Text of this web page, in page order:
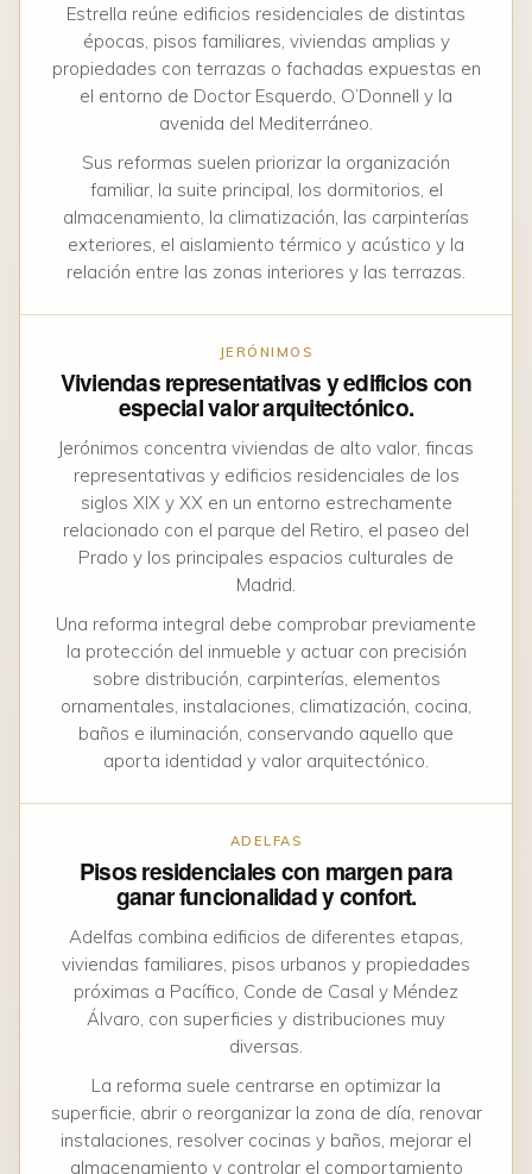
Estrella reúne edificios residenciales de distintas
épocas, pisos familiares, viviendas amplias y
propiedades con terrazas o fachadas expuestas en
el entorno de Doctor Esquerdo, O’Donnell y la
avenida del Mediterráneo.
Sus reformas suelen priorizar la organización
familiar, la suite principal, los dormitorios, el
almacenamiento, la climatización, las carpinterías
exteriores, el aislamiento térmico y acústico y la
relación entre las zonas interiores y las terrazas.
JERÓNIMOS
Viviendas representativas y edificios con
especial valor arquitectónico.
Jerónimos concentra viviendas de alto valor, fincas
representativas y edificios residenciales de los
siglos XIX y XX en un entorno estrechamente
relacionado con el parque del Retiro, el paseo del
Prado y los principales espacios culturales de
Madrid.
Una reforma integral debe comprobar previamente
la protección del inmueble y actuar con precisión
sobre distribución, carpinterías, elementos
ornamentales, instalaciones, climatización, cocina,
baños e iluminación, conservando aquello que
aporta identidad y valor arquitectónico.
ADELFAS
Pisos residenciales con margen para
ganar funcionalidad y confort.
Adelfas combina edificios de diferentes etapas,
viviendas familiares, pisos urbanos y propiedades
próximas a Pacífico, Conde de Casal y Méndez
Álvaro, con superficies y distribuciones muy
diversas.
La reforma suele centrarse en optimizar la
superficie, abrir o reorganizar la zona de día, renovar
instalaciones, resolver cocinas y baños, mejorar el
almacenamiento y controlar el comportamiento